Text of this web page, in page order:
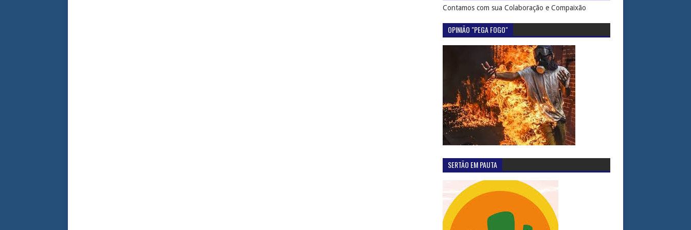
Contamos com sua Colaboração e Compaixão
OPINIÃO "PEGA FOGO"
SERTÃO EM PAUTA